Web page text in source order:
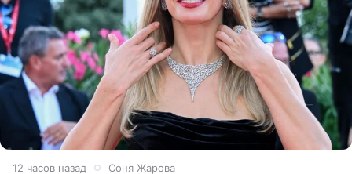
12 часов назад Соня Жарова